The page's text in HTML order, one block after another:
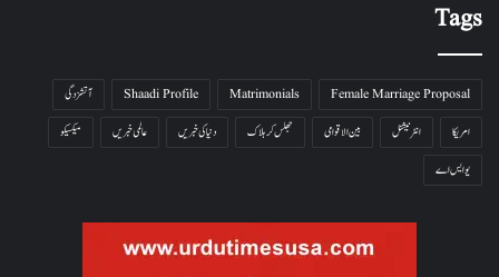
Tags
Female Marriage Proposal
Matrimonials
Shaadi Profile
آتشزدگی
امریکا
انٹرنیشنل بین الاقوامی جھلس کر ہلاک دنیا کی خبریں عالمی خبریں
میکسیکو
یو ایس اے